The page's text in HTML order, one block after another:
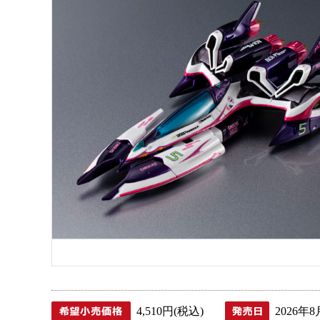
4,510円(税込) 2026年8